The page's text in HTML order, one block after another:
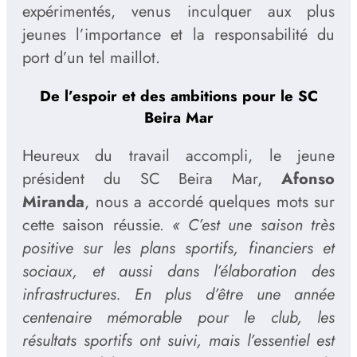
expérimentés, venus inculquer aux plus
jeunes l’importance et la responsabilité du
port d’un tel maillot.
De l’espoir et des ambitions pour le SC
Beira Mar
Heureux du travail accompli, le jeune
président du SC Beira Mar, Afonso
Miranda, nous a accordé quelques mots sur
cette saison réussie. « C’est une saison très
positive sur les plans sportifs, financiers et
sociaux, et aussi dans l’élaboration des
infrastructures. En plus d’être une année
centenaire mémorable pour le club, les
résultats sportifs ont suivi, mais l’essentiel est